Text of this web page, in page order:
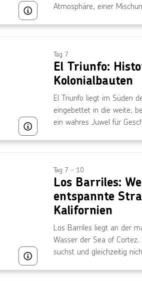
Bild von © Turismo De La Paz
Atmosphäre, einer
und köstliche, frische
Bild von © MattGush über Getty Images
Tag 7
El Triunfo:
Kolonialbauten
El Triunfo liegt im Süden
eingebettet in die weite,
ein wahres Juwel für
gleichzeitig die Ruhe der
Entdecker, die das
Bild von © Michele Ricucci über Getty Images
Tag 7 - 10
Los Barriles:
entspannte
Kalifornien
Los Barriles liegt an der
Wasser der Sea of
suchst und gleichzeitig
Windsurfen, genießen